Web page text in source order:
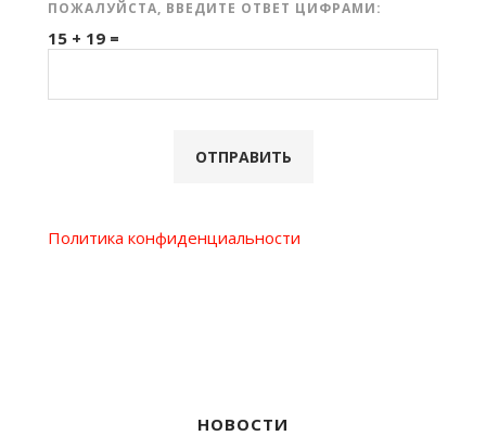
ПОЖАЛУЙСТА, ВВЕДИТЕ ОТВЕТ ЦИФРАМИ:
15 + 19 =
Политика конфиденциальности
НОВОСТИ